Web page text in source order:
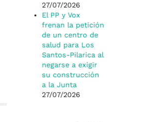
27/07/2026
El PP y Vox
frenan la petición
de un centro de
salud para Los
Santos-Pilarica al
negarse a exigir
su construcción
a la Junta
27/07/2026